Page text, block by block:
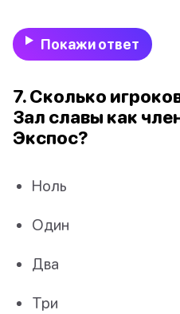
Покажи ответ
7. Сколько
Зал славы как
Экспос?
Ноль
Один
Два
Три